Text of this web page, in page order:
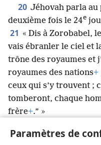
Paramètres de
20 Jéhovah parla au
deuxième fois le 24e
21 « Dis à Zorobabel,
vais ébranler le ciel et
trône des royaumes et
royaumes des nations+
ceux qui s’y trouvent ;
tomberont, chaque
frère+.” »
je te prendrai, toi, mon